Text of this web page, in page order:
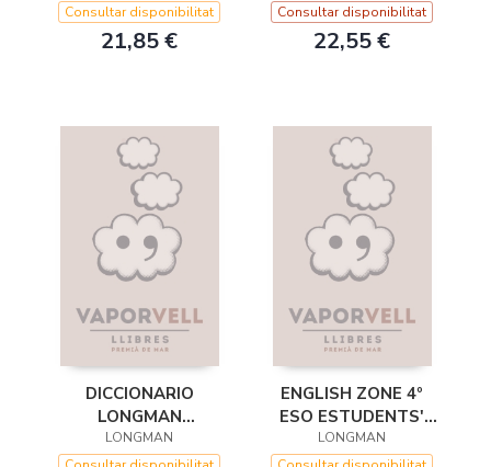
Consultar disponibilitat
21,85 €
Consultar disponibilitat
22,55 €
DICCIONARIO
LONGMAN
ADVANCED + CD
ROM
LONGMAN
ENGLISH ZONE 4º
ESO ESTUDENTS'
FILE (CASTELLANO)
LONGMAN